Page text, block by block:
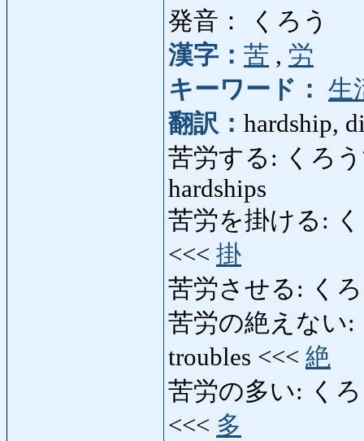
発音： くろう
漢字： 苦 , 労
キーワード： 生
翻訳： hardship,
苦労する: くろう
hardships
苦労を掛ける:
<<< 掛
苦労させる: く
苦労の絶えない:
troubles <<< 絶
苦労の多い: く
<<< 多